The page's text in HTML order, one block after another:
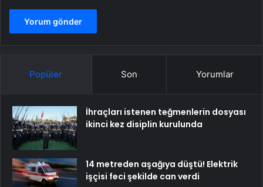
Popüler Son Yorumlar
İhraçları istenen teğmenlerin dosyası
ikinci kez disiplin kurulunda
14 metreden aşağıya düştü! Elektrik
işçisi feci şekilde can verdi